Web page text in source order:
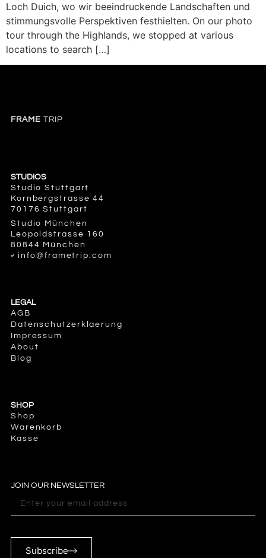
Loch Duich, wo wir beeindruckende Landschaften und
stimmungsvolle Perspektiven festhielten. On our photo
tour through the Highlands, we stopped at various
locations to search […]
FRAME TRIP
STUDIOS
Studio Stuttgart
Kornbergstrasse 44
70176 Stuttgart
Studio München
Leopoldstrasse 160
80844 München
info@frametrip.com
LEGAL
AGB
Datenschutzerklaerung
Impressum
About
Blog
SHOP
Shop
Warenkorb
Kasse
JOIN OUR NEWSLETTER
Subscribe